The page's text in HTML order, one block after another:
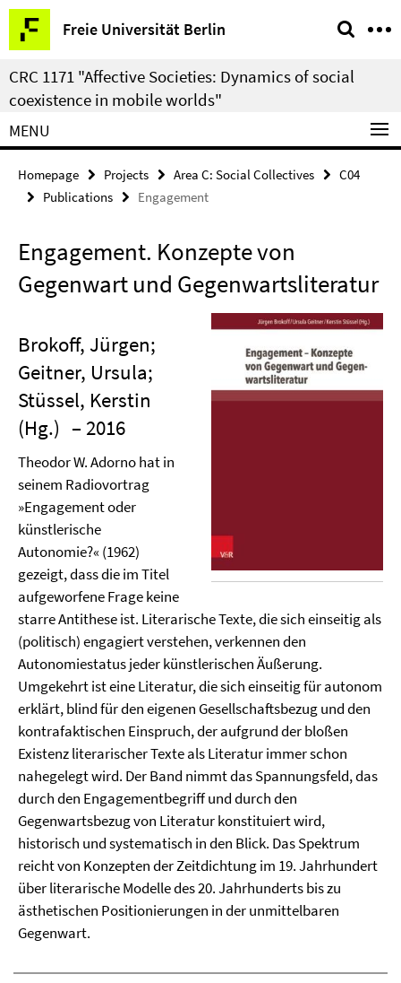
Springe
direkt
zu
Inhalt
Freie Universität Berlin
Service
Navigation
CRC 1171 "Affective Societies: Dynamics of social
coexistence in mobile worlds"
MENU
Homepage Projects Area C: Social Collectives
C04
Publications
Engagement
Engagement. Konzepte von
Gegenwart und Gegenwartsliteratur
Brokoff, Jürgen;
Geitner, Ursula;
Stüssel, Kerstin
(Hg.) – 2016
Theodor W. Adorno hat in
seinem Radiovortrag
»Engagement oder
künstlerische
Autonomie?« (1962)
gezeigt, dass die im Titel
aufgeworfene Frage keine
starre Antithese ist. Literarische Texte, die sich einseitig als
(politisch) engagiert verstehen, verkennen den
Autonomiestatus jeder künstlerischen Äußerung.
Umgekehrt ist eine Literatur, die sich einseitig für autonom
erklärt, blind für den eigenen Gesellschaftsbezug und den
kontrafaktischen Einspruch, der aufgrund der bloßen
Existenz literarischer Texte als Literatur immer schon
nahegelegt wird. Der Band nimmt das Spannungsfeld, das
durch den Engagementbegriff und durch den
Gegenwartsbezug von Literatur konstituiert wird,
historisch und systematisch in den Blick. Das Spektrum
reicht von Konzepten der Zeitdichtung im 19. Jahrhundert
über literarische Modelle des 20. Jahrhunderts bis zu
ästhetischen Positionierungen in der unmittelbaren
Gegenwart.